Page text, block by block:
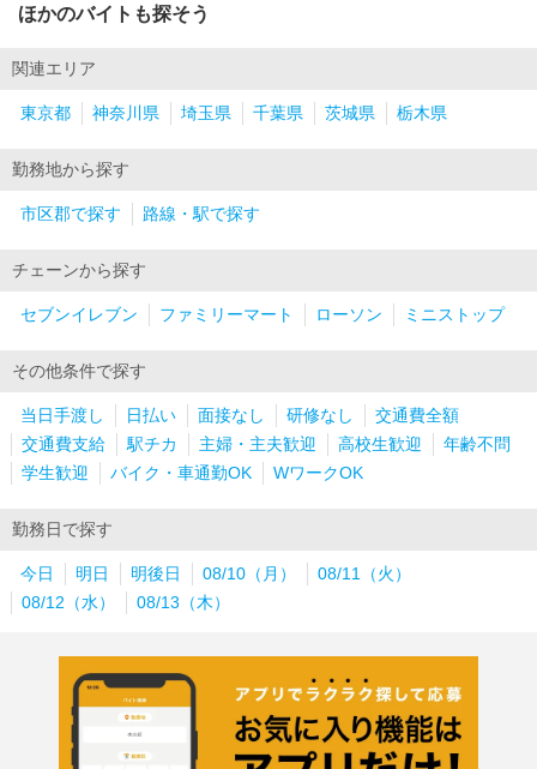
ほかのバイトも探そう
関連エリア
東京都 神奈川県 埼玉県 千葉県 茨城県 栃木県
勤務地から探す
市区郡で探す 路線・駅で探す
チェーンから探す
セブンイレブン ファミリーマート ローソン ミニストップ
その他条件で探す
当日手渡し 日払い 面接なし 研修なし
交通費全額
交通費支給
駅チカ 主婦・主夫歓迎 高校生歓迎
年齢不問
学生歓迎
バイク・車通勤OK WワークOK
勤務日で探す
今日 明日 明後日 08/10（月）
08/11（火）
08/12（水）
08/13（木）